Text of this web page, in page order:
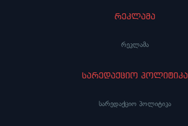
რეკლამა
რეკლამა
სარედაქციო პოლიტიკა
სარედაქციო პოლიტიკა